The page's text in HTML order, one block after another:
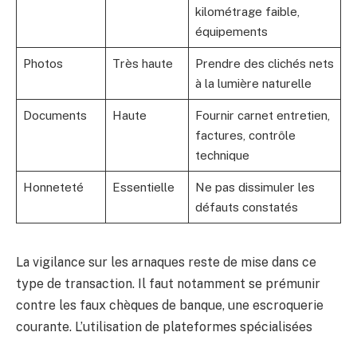
kilométrage faible,
équipements
Photos Très haute
Prendre des clichés nets
à la lumière naturelle
Documents Haute
Fournir carnet entretien,
factures, contrôle
technique
Honneteté Essentielle
Ne pas dissimuler les
défauts constatés
La vigilance sur les arnaques reste de mise dans ce
type de transaction. Il faut notamment se prémunir
contre les faux chèques de banque, une escroquerie
courante. L’utilisation de plateformes spécialisées